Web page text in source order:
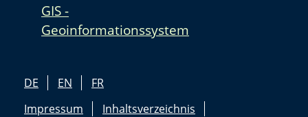
GIS -
Geoinformationssystem
DE EN
FR
Impressum
Inhaltsverzeichnis